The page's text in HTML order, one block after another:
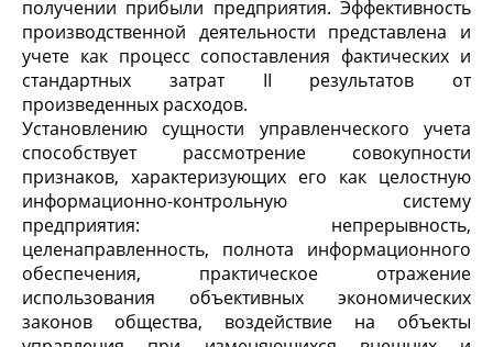
получении прибыли предприятия. Эффективность
производственной деятельности представлена и
учете как процесс сопоставления фактических и
стандартных затрат II результатов от
произведенных расходов.
Установлению сущности управленческого учета
способствует рассмотрение совокупности
признаков, характеризующих его как целостную
информационно-контрольную систему
предприятия: непрерывность,
целенаправленность, полнота информационного
обеспечения, практическое отражение
использования объективных экономических
законов общества, воздействие на объекты